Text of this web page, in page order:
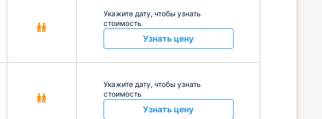
Укажите дату, чтобы узнать
стоимость
Узнать цену
Укажите дату, чтобы узнать
стоимость
Узнать цену